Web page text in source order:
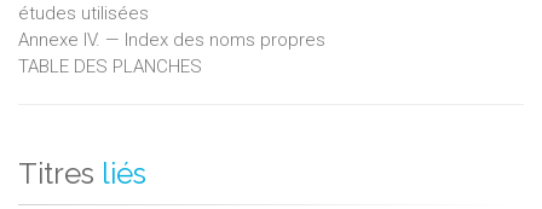
études utilisées
Annexe IV. — Index des noms propres
TABLE DES PLANCHES
Titres liés